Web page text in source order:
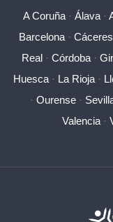
A Coruña · Álava ·
Barcelona· Cáceres
Real · Córdoba ·
Huesca· La Rioja·
· Ourense·
Valencia ·